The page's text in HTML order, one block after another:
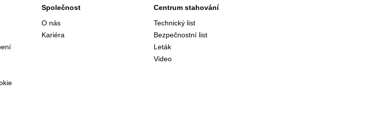
Společnost
O nás
Kariéra
Centrum stahování
Technický list
Bezpečnostní list
Leták
Video